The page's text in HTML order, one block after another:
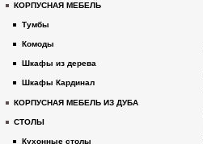
КОРПУСНАЯ МЕБЕЛЬ
Тумбы
Комоды
Шкафы из дерева
Шкафы Кардинал
КОРПУСНАЯ МЕБЕЛЬ ИЗ ДУБА
СТОЛЫ
Кухонные столы